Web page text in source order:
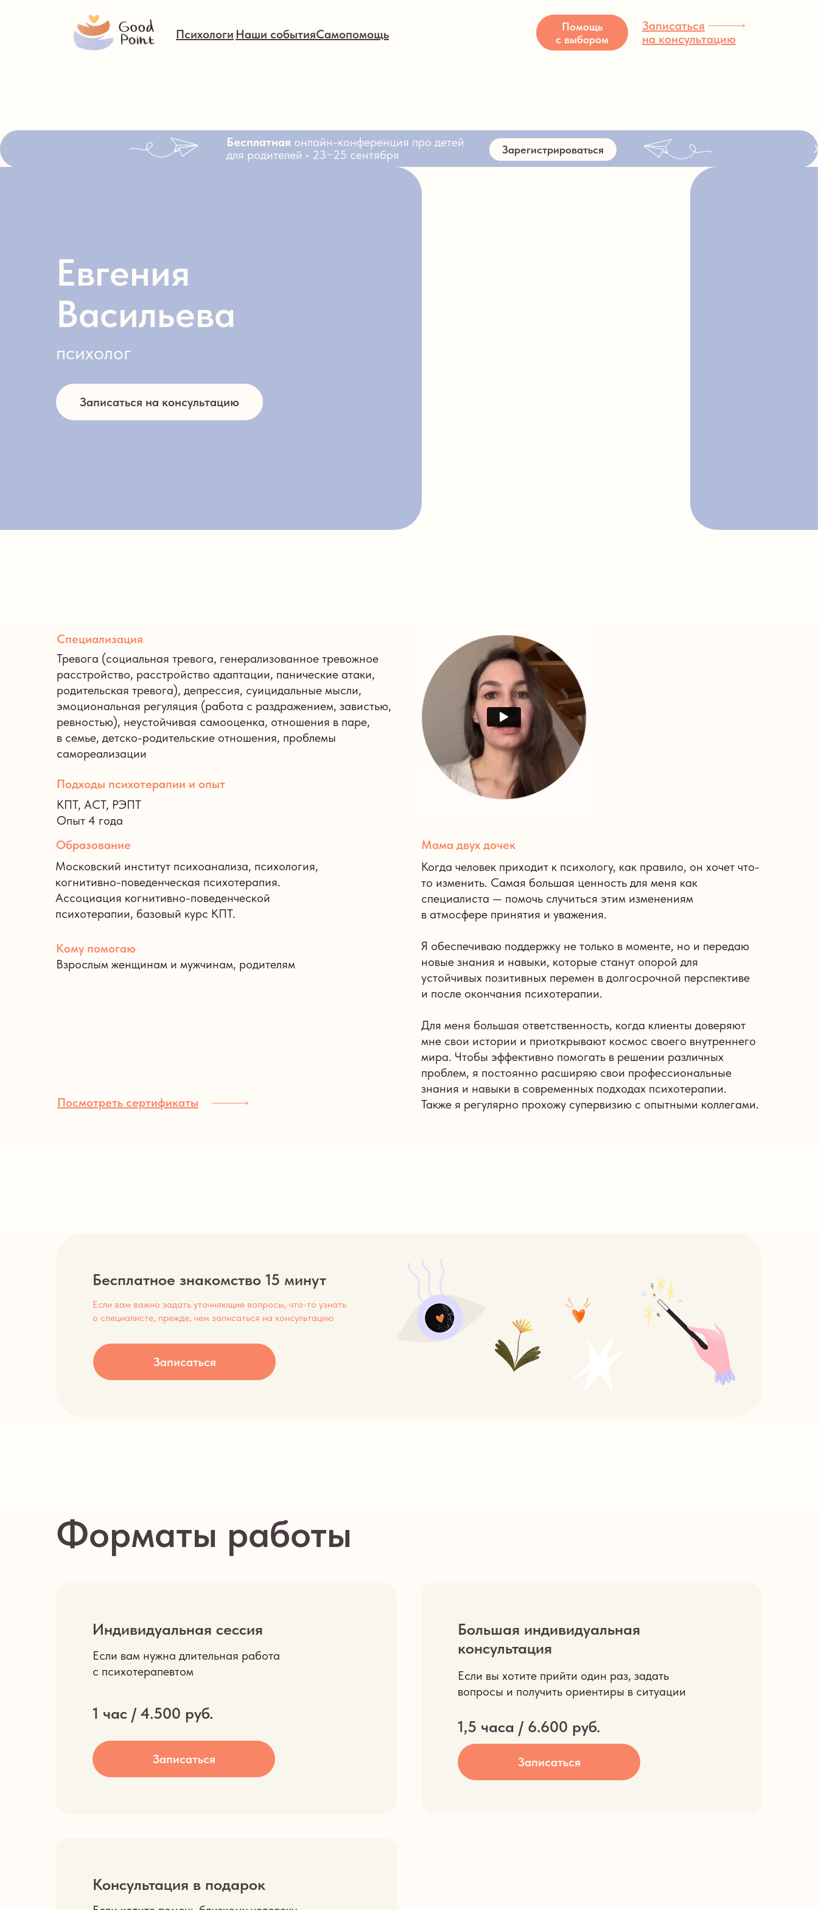
Психологи Наши событияСамопомощь
Записаться
на консультацию
Помощь
с выбором
Зарегистрироваться
Бесплатная онлайн-конференция про детей
для родителей • 23−25 сентября
Евгения
Васильева
психолог
Записаться на консультацию
КПТ, ACT, РЭПТ
Опыт 4 года
Подходы психотерапии и опыт
Специализация
Тревога (социальная тревога, генерализованное тревожное
расстройство, расстройство адаптации, панические атаки,
родительская тревога), депрессия, суицидальные мысли,
эмоциональная регуляция (работа с раздражением, завистью,
ревностью), неустойчивая самооценка, отношения в паре,
в семье, детско-родительские отношения, проблемы
самореализации
Московский институт психоанализа, психология,
когнитивно-поведенческая психотерапия.
Ассоциация когнитивно-поведенческой
психотерапии, базовый курс КПТ.
Взрослым женщинам и мужчинам, родителям
Образование Мама двух дочек
Кому помогаю
Когда человек приходит к психологу, как правило, он хочет что-
то изменить. Самая большая ценность для меня как
специалиста — помочь случиться этим изменениям
в атмосфере принятия и уважения.
Я обеспечиваю поддержку не только в моменте, но и передаю
новые знания и навыки, которые станут опорой для
устойчивых позитивных перемен в долгосрочной перспективе
и после окончания психотерапии.
Для меня большая ответственность, когда клиенты доверяют
мне свои истории и приоткрывают космос своего внутреннего
мира. Чтобы эффективно помогать в решении различных
проблем, я постоянно расширяю свои профессиональные
знания и навыки в современных подходах психотерапии.
Также я регулярно прохожу супервизию с опытными коллегами.
Посмотреть сертификаты
Записаться
Бесплатное знакомство 15 минут
Если вам важно задать уточняющие вопросы, что-то узнать
о специалисте, прежде, чем записаться на консультацию
Форматы работы
Консультация в подарок
Индивидуальная сессия
Если вам нужна длительная работа
с психотерапевтом
Записаться
1 час / 4.500 руб.
Большая индивидуальная
консультация
Если вы хотите прийти один раз, задать
вопросы и получить ориентиры в ситуации
Записаться
1,5 часа / 6.600 руб.